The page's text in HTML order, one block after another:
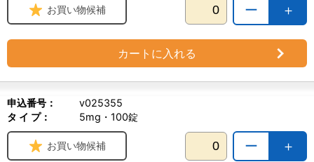
＋
ー
お買い物候補
カートに入れる
申込番号：
v025355
タ イ プ：
5mg・100錠
＋
ー
お買い物候補